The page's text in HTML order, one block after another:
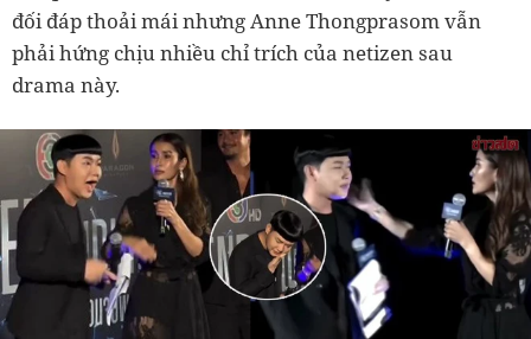
đối đáp thoải mái nhưng Anne Thongprasom vẫn
phải hứng chịu nhiều chỉ trích của netizen sau
drama này.